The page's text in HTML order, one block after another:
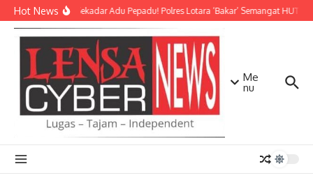
Lewati ke konten
Hot NewsBukan Sekadar Adu Pepadu! Polres Lotara ‘Bakar’ Semangat HUT
Me
nu